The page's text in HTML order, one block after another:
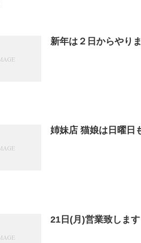
新年は２日からやり
姉妹店 猫娘は日曜
21日(月)営業致しま